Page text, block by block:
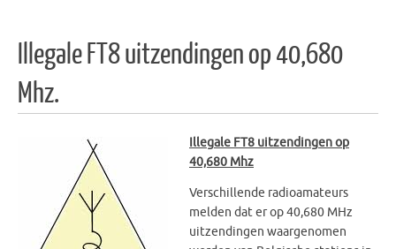
Illegale FT8 uitzendingen op 40,680
Mhz.
Illegale FT8 uitzendingen op
40,680 Mhz
Verschillende radioamateurs
melden dat er op 40,680 MHz
uitzendingen waargenomen